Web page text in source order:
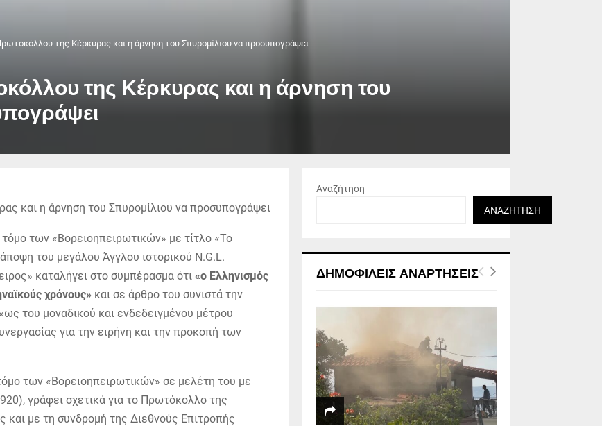
της Κέρκυρας και η άρνηση του Σπυρομίλιου να προσυπογράψει
της Κέρκυρας και η άρνηση του
των «Βορειοηπειρωτικών» με τίτλο «Το
του μεγάλου Άγγλου ιστορικού N.G.L.
καταλήγει στο συμπέρασμα ότι «ο Ελληνισμός
χρόνους» και σε άρθρο του συνιστά την
του μοναδικού και ενδεδειγμένου μέτρου
για την ειρήνη και την προκοπή των
των «Βορειοηπειρωτικών» σε μελέτη του με
γράφει σχετικά για το Πρωτόκολλο της
με τη συνδρομή της Διεθνούς Επιτροπής
Αναζήτηση
ΑΝΑΖΉΤΗΣΗ
ΔΗΜΟΦΙΛΕΊΣ ΑΝΑΡΤΉΣΕΙΣ